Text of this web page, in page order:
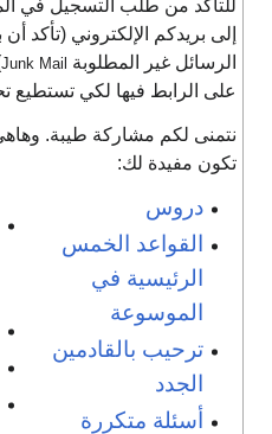
من طلب التسجيل في
بريدكم الإلكتروني (تأكد أن
غير المطلوبةJunk Mail ). رد
الرابط فيها لكي تستطيع تحرير
لكم مشاركة طيبة. وهاهي
مفيدة لك:
دروس
القواعد الخمس
الرئيسية في
الموسوعة
ترحيب بالقادمين
الجدد
أسئلة متكررة